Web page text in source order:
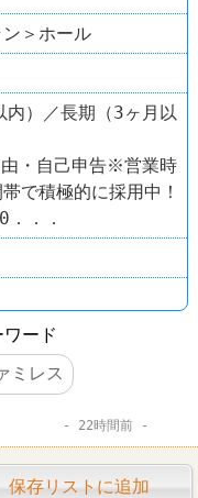
＞ホール
）／長期（3ヶ月以
・自己申告※営業時
で積極的に採用中！
．．
ード
ミレス
22時間前
保存リストに追加